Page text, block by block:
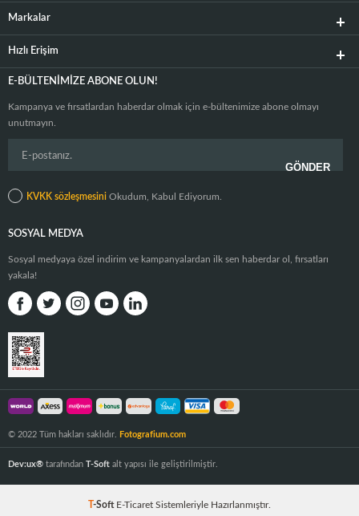
Markalar
Hızlı Erişim
E-BÜLTENIMIZE ABONE OLUN!
Kampanya ve fırsatlardan haberdar olmak için e-bültenimize abone olmayı
unutmayın.
KVKK sözleşmesini Okudum, Kabul Ediyorum.
SOSYAL MEDYA
Sosyal medyaya özel indirim ve kampanyalardan ilk sen haberdar ol, fırsatları
yakala!
© 2022 Tüm hakları saklıdır. Fotografium.com
Dev:ux® tarafından T-Soft alt yapısı ile geliştirilmiştir.
T-Soft E-Ticaret Sistemleriyle Hazırlanmıştır.